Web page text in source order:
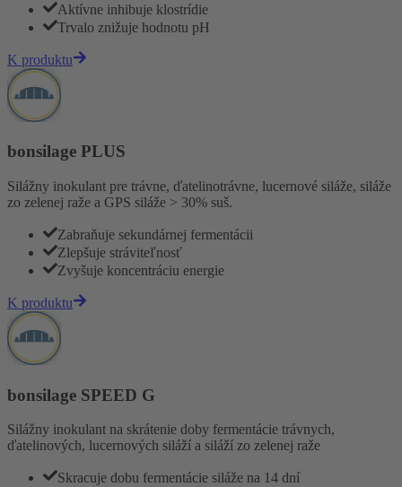
Aktívne inhibuje klostrídie
Trvalo znižuje hodnotu pH
K produktu
bonsilage PLUS
Silážny inokulant pre trávne, ďatelinotrávne, lucernové siláže, siláže
zo zelenej raže a GPS siláže > 30% suš.
Zabraňuje sekundárnej fermentácii
Zlepšuje stráviteľnosť
Zvyšuje koncentráciu energie
K produktu
bonsilage SPEED G
Silážny inokulant na skrátenie doby fermentácie trávnych,
ďatelinových, lucernových siláží a siláží zo zelenej raže
Skracuje dobu fermentácie siláže na 14 dní